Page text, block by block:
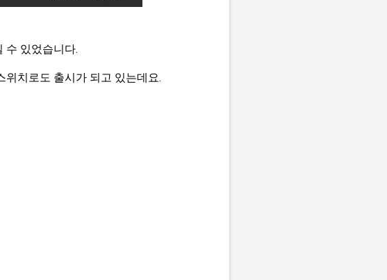
수 있었습니다.
치로도 출시가 되고 있는데요.